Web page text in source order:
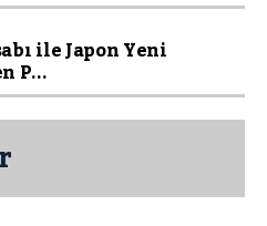
ile Japon Yeni
P...